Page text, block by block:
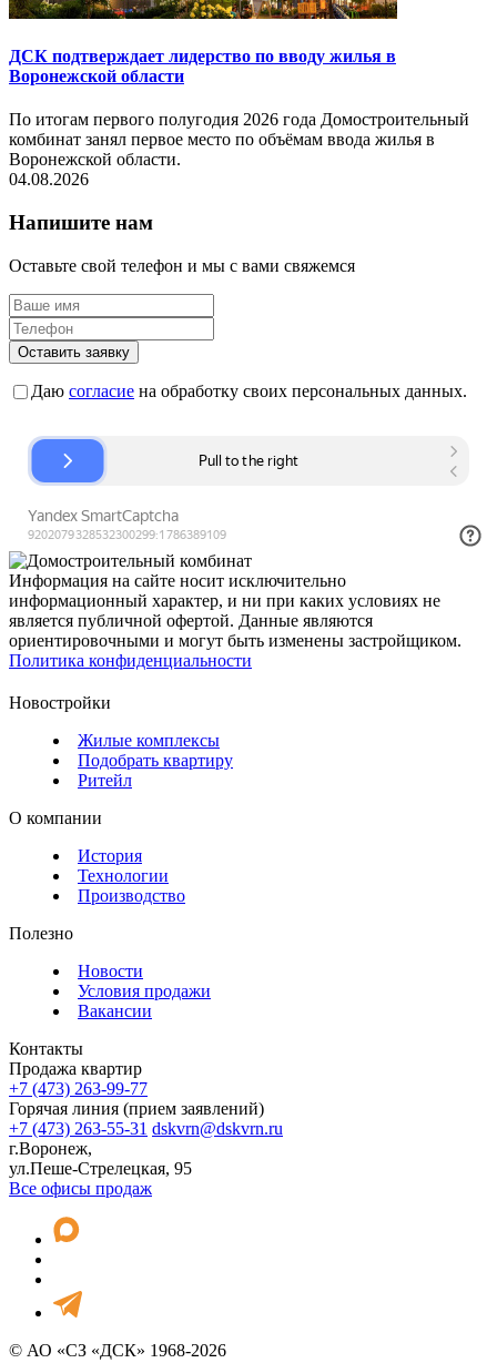
ДСК подтверждает лидерство по вводу жилья в
Воронежской области
По итогам первого полугодия 2026 года Домостроительный
комбинат занял первое место по объёмам ввода жилья в
Воронежской области.
04.08.2026
Напишите нам
Оставьте свой телефон и мы с вами свяжемся
Оставить заявку
Даю согласие на обработку своих персональных данных.
Информация на сайте носит исключительно
информационный характер, и ни при каких условиях не
является публичной офертой. Данные являются
ориентировочными и могут быть изменены застройщиком.
Политика конфиденциальности
Новостройки
Жилые комплексы
Подобрать квартиру
Ритейл
О компании
История
Технологии
Производство
Полезно
Новости
Условия продажи
Вакансии
Контакты
Продажа квартир
+7 (473) 263-99-77
Горячая линия (прием заявлений)
+7 (473) 263-55-31 dskvrn@dskvrn.ru
г.Воронеж,
ул.Пеше-Стрелецкая, 95
Все офисы продаж
© АО «СЗ «ДСК» 1968-2026